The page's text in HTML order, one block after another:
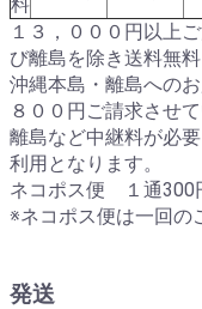
１３，０００円以上
び離島を除き送料無料
沖縄本島・離島への
８００円ご請求させ
離島など中継料が必
利用となります。
ネコポス便 １通300
※ネコポス便は一回の
発送